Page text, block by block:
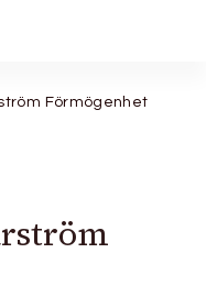
Förmögenhet